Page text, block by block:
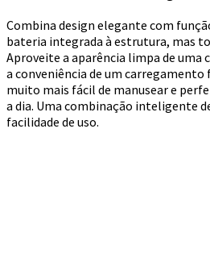
Combina design elegante com
bateria integrada à estrutura, mas
Aproveite a aparência limpa de
a conveniência de um carregamento
muito mais fácil de manusear e
a dia. Uma combinação inteligente
facilidade de uso.